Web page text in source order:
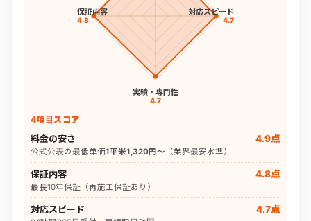
対応スピード
4.7
実績・専門性
4.7
保証内容
4.8
4項目スコア
料金の安さ 4.9点
公式公表の最低単価1平米1,320円〜 （業界最安水準）
保証内容 4.8点
最長10年保証（再施工保証あり）
対応スピード 4.7点